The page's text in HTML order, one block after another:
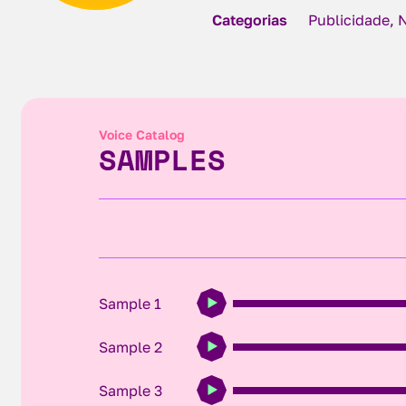
Categorias Publicidade,
Voice Catalog
SAMPLES
Sample 1
Sample 2
Sample 3